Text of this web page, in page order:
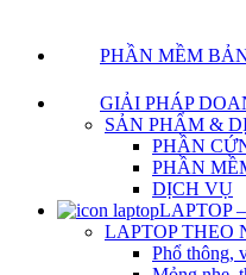
PHẦN MỀM
GIẢI PHÁP
SẢN PHẨM &
PHẦN
PHẦN
DỊCH VỤ
LAPTOP
LAPTOP THEO
Phổ thông,